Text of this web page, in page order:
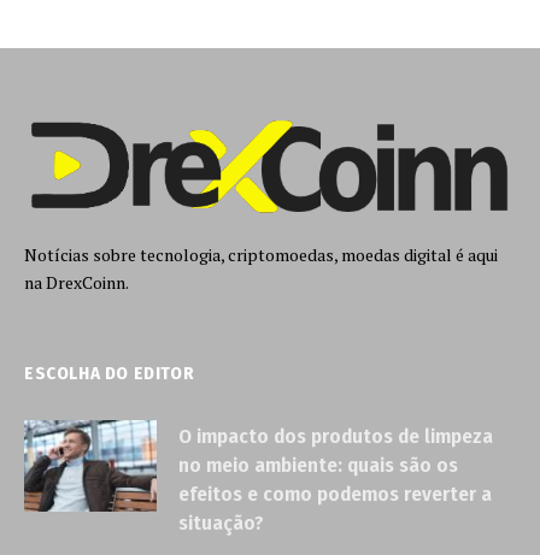
Notícias sobre tecnologia, criptomoedas, moedas digital é aqui
na DrexCoinn.
ESCOLHA DO EDITOR
O impacto dos produtos de limpeza
no meio ambiente: quais são os
efeitos e como podemos reverter a
situação?